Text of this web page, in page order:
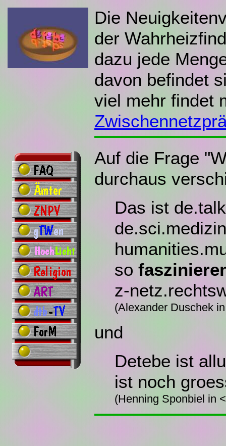
Die
der
dazu jede
davon befindet
viel mehr findet
Auf die Frage
durchaus
Das ist
so
z-
(Alexander Duschek
und
Detebe ist
ist noch
(Henning Sponbiel in